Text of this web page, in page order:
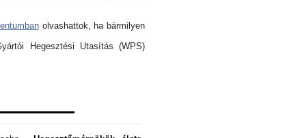
olvashattok, ha bármilyen
Hegesztési Utasítás (WPS)